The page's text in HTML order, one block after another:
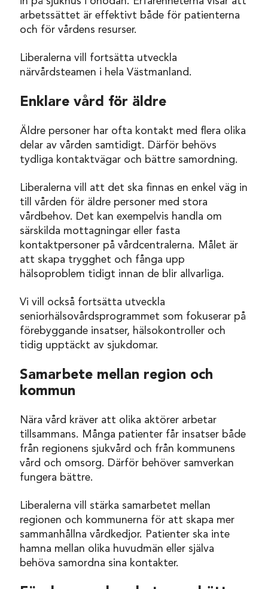
arbetssättet är effektivt både för patienterna
och för vårdens resurser.
Liberalerna vill fortsätta utveckla
närvårdsteamen i hela Västmanland.
Enklare vård för äldre
Äldre personer har ofta kontakt med flera olika
delar av vården samtidigt. Därför behövs
tydliga kontaktvägar och bättre samordning.
Liberalerna vill att det ska finnas en enkel väg in
till vården för äldre personer med stora
vårdbehov. Det kan exempelvis handla om
särskilda mottagningar eller fasta
kontaktpersoner på vårdcentralerna. Målet är
att skapa trygghet och fånga upp
hälsoproblem tidigt innan de blir allvarliga.
Vi vill också fortsätta utveckla
seniorhälsovårdsprogrammet som fokuserar på
förebyggande insatser, hälsokontroller och
tidig upptäckt av sjukdomar.
Samarbete mellan region och
kommun
Nära vård kräver att olika aktörer arbetar
tillsammans. Många patienter får insatser både
från regionens sjukvård och från kommunens
vård och omsorg. Därför behöver samverkan
fungera bättre.
Liberalerna vill stärka samarbetet mellan
regionen och kommunerna för att skapa mer
sammanhållna vårdkedjor. Patienter ska inte
hamna mellan olika huvudmän eller själva
behöva samordna sina kontakter.